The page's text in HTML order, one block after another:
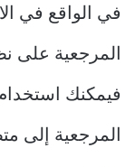
في الواقع في
المرجعية على
فيمكنك
المرجعية إلى